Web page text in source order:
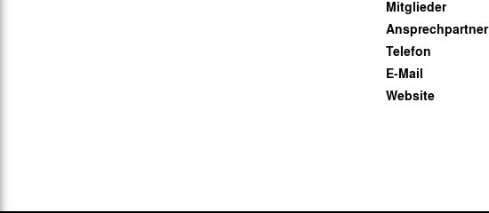
Gegen Rechtsextremismus am TivoliMitglieder
Ansprechpartner
Telefon
E-Mail
Website